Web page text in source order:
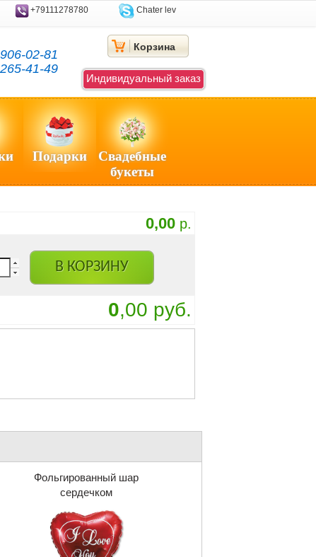
+79111278780 Chater lev
906-02-81
265-41-49
Корзина
Индивидуальный заказ
Подарки
Свадебные
букеты
0,00р.
В КОРЗИНУ
0,00 руб.
Фольгированный шар
сердечком